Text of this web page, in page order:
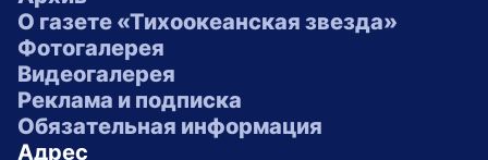
О газете «Тихоокеанская звезда»
Фотогалерея
Видеогалерея
Реклама и подписка
Обязательная информация
Адрес